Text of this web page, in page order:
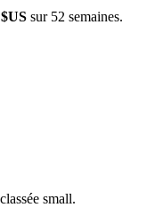
sur 52 semaines.
small.